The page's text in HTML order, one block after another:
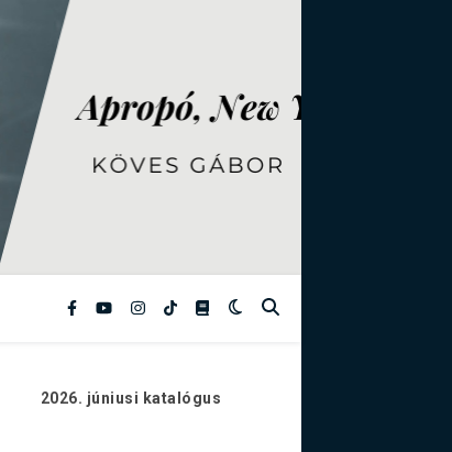
2026. júniusi katalógus